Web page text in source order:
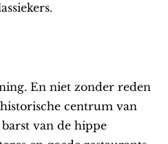
En niet zonder reden
centrum van
van de hippe